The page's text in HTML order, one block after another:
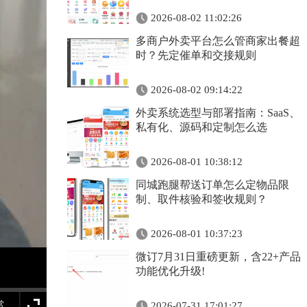
2026-08-02 11:02:26
多商户外卖平台怎么管商家出餐超
时？先定催单和交接规则
2026-08-02 09:14:22
外卖系统选型与部署指南：SaaS、
私有化、源码和定制怎么选
2026-08-01 10:38:12
同城跑腿帮送订单怎么定物品限
制、取件核验和签收规则？
2026-08-01 10:37:23
微订7月31日重磅更新，含22+产品
功能优化升级!